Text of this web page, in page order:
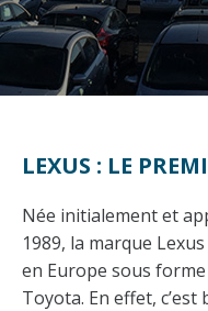
LEXUS : LE
Née initialement et
1989, la marque
en Europe sous
Toyota. En effet,